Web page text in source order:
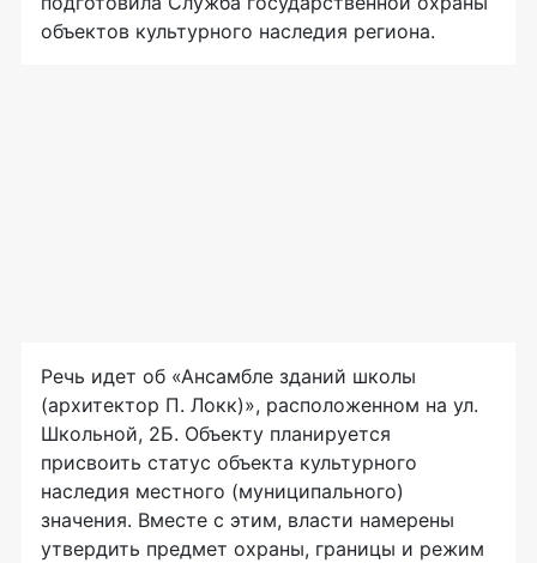
объектов культурного наследия региона.
Речь идет об «Ансамбле зданий школы
(архитектор П. Локк)», расположенном на ул.
Школьной, 2Б. Объекту планируется
присвоить статус объекта культурного
наследия местного (муниципального)
значения. Вместе с этим, власти намерены
утвердить предмет охраны, границы и режим